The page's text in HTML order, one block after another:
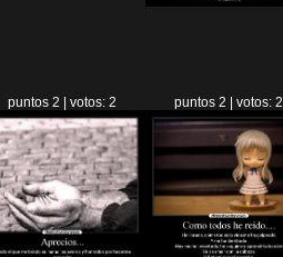
puntos 2 | votos: 2 puntos 2 | votos: 2